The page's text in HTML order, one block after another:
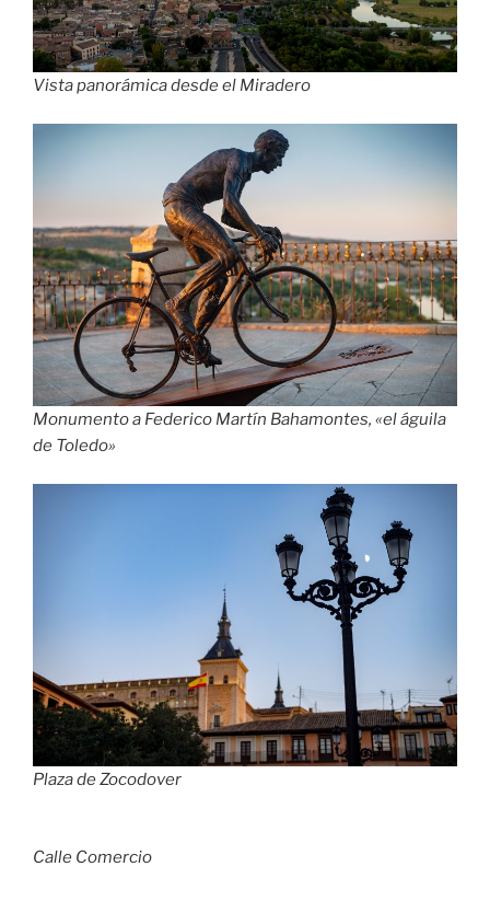
Vista panorámica desde el Miradero
Monumento a Federico Martín Bahamontes, «el águila
de Toledo»
Plaza de Zocodover
Calle Comercio